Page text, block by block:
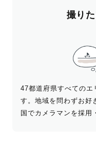
撮り
47都道府県すべてのエ
す。地域を問わずお好
国でカメラマンを採用